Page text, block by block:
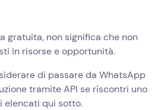
gratuita, non significa che non
in risorse e opportunità.
di passare da WhatsApp
tramite API se riscontri uno
elencati qui sotto.